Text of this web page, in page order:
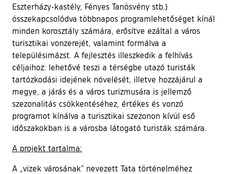
Eszterházy-kastély, Fényes Tanösvény stb.)
összekapcsolódva többnapos programlehetőséget kínál
minden korosztály számára, erősítve ezáltal a város
turisztikai vonzerejét, valamint formálva a
településimázst. A fejlesztés illeszkedik a felhívás
céljaihoz: lehetővé teszi a térségbe utazó turisták
tartózkodási idejének növelését, illetve hozzájárul a
megye, a járás és a város turizmusára is jellemző
szezonalitás csökkentéséhez, értékes és vonzó
programot kínálva a turisztikai szezonon kívül eső
időszakokban is a városba látogató turisták számára.
A projekt tartalma:
A „vizek városának” nevezett Tata történelméhez